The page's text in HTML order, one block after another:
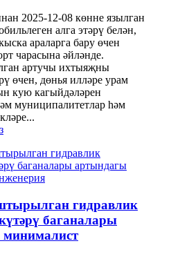
2025-12-08 көнне язылган
алга этәрү белән,
араларга бару өчен
чарасына әйләнде.
артучы ихтыяҗны
өчен, дөнья илләре урам
кую кагыйдәләрен
муниципалитетлар һәм
гидравлик
баганалары